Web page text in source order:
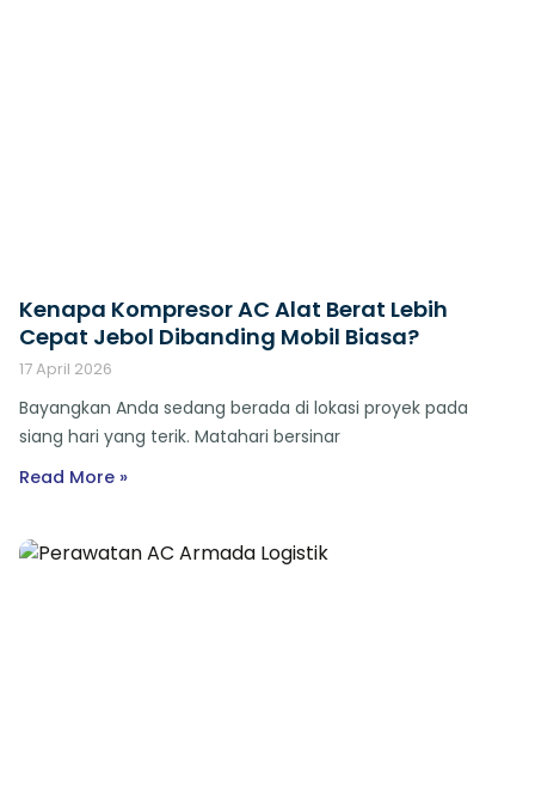
Kenapa Kompresor AC Alat Berat Lebih
Cepat Jebol Dibanding Mobil Biasa?
17 April 2026
Bayangkan Anda sedang berada di lokasi proyek pada
siang hari yang terik. Matahari bersinar
Read More »